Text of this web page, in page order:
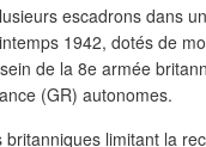
escadrons dans
1942, dotés de
de la 8e armée
(GR) autonomes.
limitant la